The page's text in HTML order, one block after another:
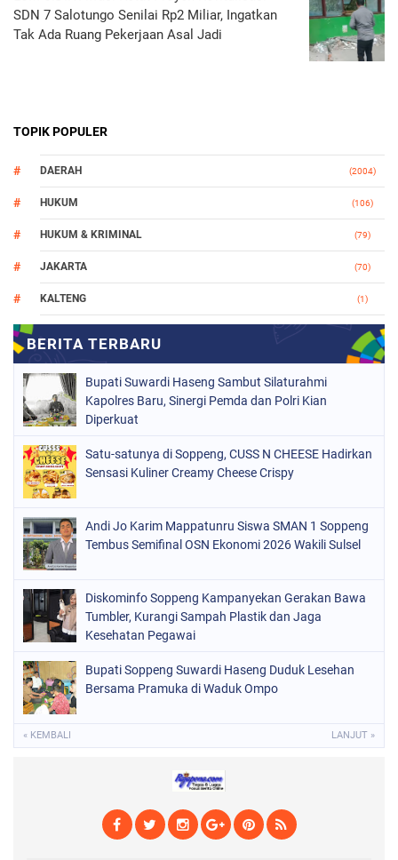
SDN 7 Salotungo Senilai Rp2 Miliar, Ingatkan
Tak Ada Ruang Pekerjaan Asal Jadi
TOPIK POPULER
DAERAH (2004)
HUKUM (106)
HUKUM & KRIMINAL (79)
JAKARTA (70)
KALTENG (1)
(78)
NASIONAL (748)
ORGANISASI
PERISTIWA
POLITIK (157)
POLRI
SOPPENG (1148)
SULSEL
Bupati Suwardi Haseng Sambut Silaturahmi
Kapolres Baru, Sinergi Pemda dan Polri Kian
Diperkuat
Satu-satunya di Soppeng, CUSS N CHEESE Hadirkan
Sensasi Kuliner Creamy Cheese Crispy
Andi Jo Karim Mappatunru Siswa SMAN 1 Soppeng
Tembus Semifinal OSN Ekonomi 2026 Wakili Sulsel
Diskominfo Soppeng Kampanyekan Gerakan Bawa
Tumbler, Kurangi Sampah Plastik dan Jaga
Kesehatan Pegawai
Bupati Soppeng Suwardi Haseng Duduk Lesehan
Bersama Pramuka di Waduk Ompo
« KEMBALI LANJUT »